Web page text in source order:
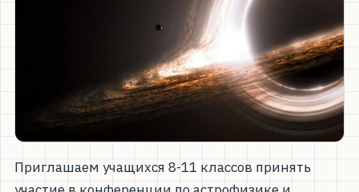
Приглашаем учащихся 8-11 классов принять